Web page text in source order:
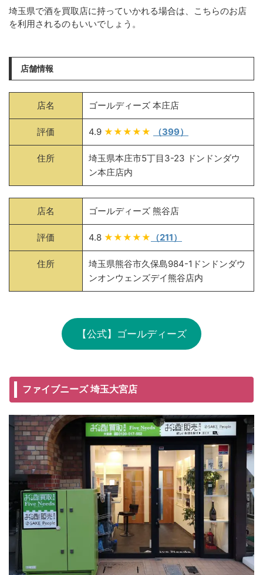
埼玉県で酒を買取店に持っていかれる場合は、こちらのお店
を利用されるのもいいでしょう。
店舗情報
店名 ゴールディーズ 本庄店
評価 4.9 ★★★★★ （399）
住所
埼玉県本庄市5丁目3-23 ドンドンダウ
ン本庄店内
店名 ゴールディーズ 熊谷店
評価 4.8 ★★★★★ （211）
住所
埼玉県熊谷市久保島984-1ドンドンダウ
ンオンウェンズデイ熊谷店内
【公式】ゴールディーズ
ファイブニーズ 埼玉大宮店